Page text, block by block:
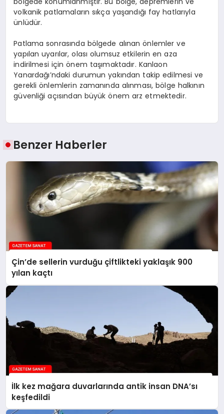
volkanik patlamaların sıkça yaşandığı fay hatlarıyla
ünlüdür.
Patlama sonrasında bölgede alınan önlemler ve
yapılan uyarılar, olası olumsuz etkilerin en aza
indirilmesi için önem taşımaktadır. Kanlaon
Yanardağı’ndaki durumun yakından takip edilmesi ve
gerekli önlemlerin zamanında alınması, bölge halkının
güvenliği açısından büyük önem arz etmektedir.
Benzer Haberler
Çin’de sellerin vurduğu çiftlikteki yaklaşık 900
yılan kaçtı
İlk kez mağara duvarlarında antik insan DNA’sı
keşfedildi